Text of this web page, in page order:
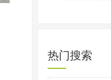
热门搜索